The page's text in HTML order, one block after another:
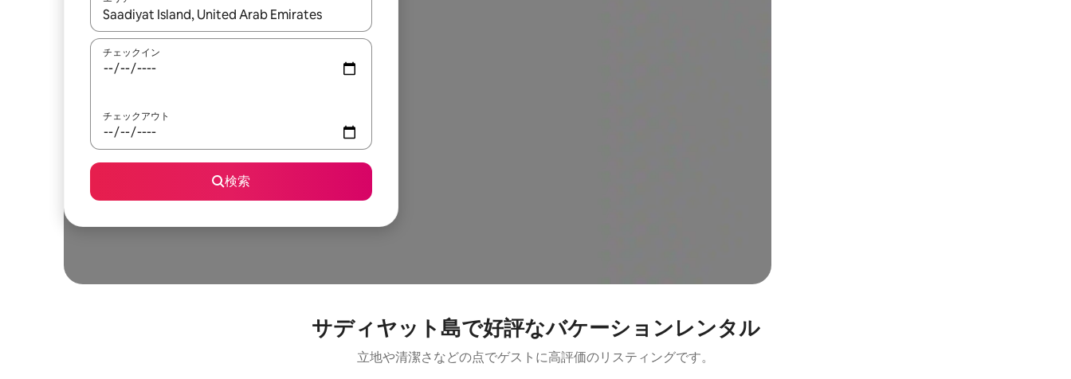
検索結果が表示されたら、上下の矢印キーを使って移動するか、画面をタッチまたはスワイプして検索結果を確認することができます。
チェックイン
チェックアウト
検索
サディヤット島で好評なバケーションレンタル
立地や清潔さなどの点でゲストに高評価のリスティングです。